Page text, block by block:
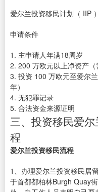
爱尔兰投资移民计划（ IIP
申请条件
1. 主申请人年满18周岁
2. 200 万欧元以上净资产（
3. 投资 100 万欧元至爱尔
年）
4. 无犯罪记录
5. 合法资金来源证明
三、投资移民爱
程
爱尔兰投资移民流程
1、办理爱尔兰投资移民居
于首都都柏林Burgh Quay